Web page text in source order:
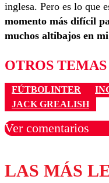
inglesa. Pero es lo que
momento más difícil
muchos altibajos en
OTROS
FÚTBOLINTER
JACK GREALISH
Ver comentarios
Los comentarios
LAS MÁS